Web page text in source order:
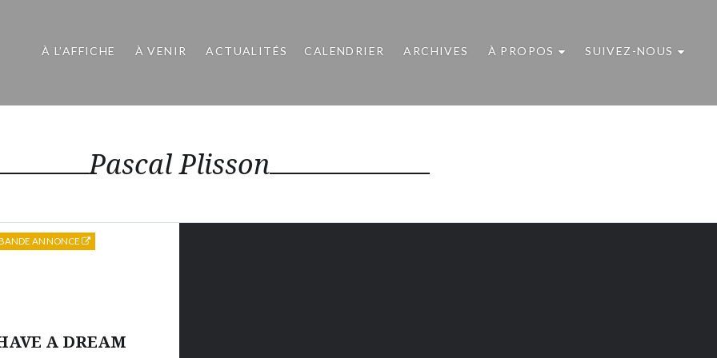
À L’AFFICHE À VENIR ACTUALITÉS CALENDRIER ARCHIVES À PROPOS SUIVEZ-NOUS
Pascal Plisson
A DREAM
ANNONCE